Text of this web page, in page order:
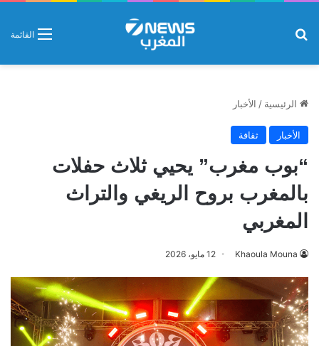
القائمة
الرئيسية / الأخبار
الأخبار ثقافة
“بوب مغرب” يحيي ثلاث حفلات
بالمغرب بروح الريغي والتراث
المغربي
Khaoula Mouna 12 مايو، 2026